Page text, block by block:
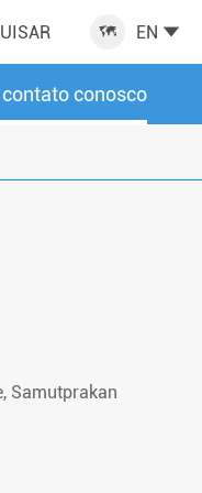
 EN 
contato conosco
Samutprakan